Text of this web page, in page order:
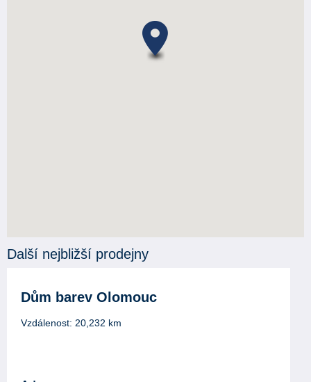
Další nejbližší prodejny
Dům barev Olomouc
Vzdálenost: 20,232 km